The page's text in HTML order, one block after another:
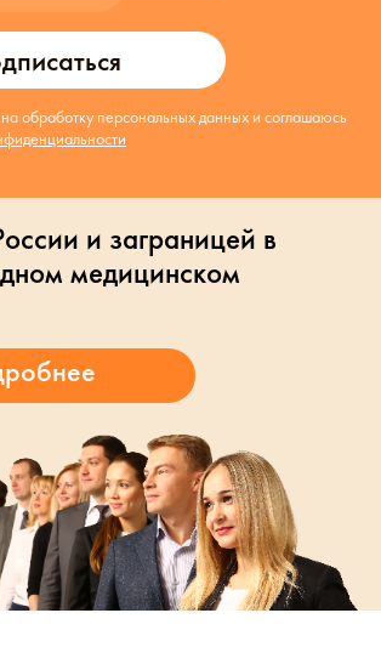
обработку персональных данных и соглашаюсь
и заграницей в
медицинском